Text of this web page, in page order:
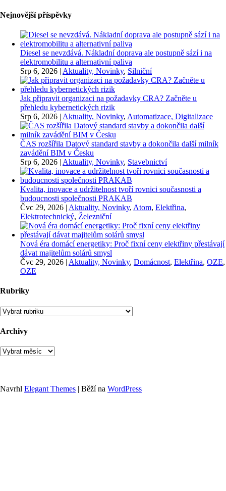
Nejnovější příspěvky
Diesel se nevzdává. Nákladní doprava ale postupně sází i na
elektromobilitu a alternativní paliva
Srp 6, 2026 | Aktuality, Novinky, Silniční
Jak připravit organizaci na požadavky CRA? Začněte u
přehledu kybernetických rizik
Srp 6, 2026 | Aktuality, Novinky, Automatizace, Digitalizace
ČAS rozšířila Datový standard stavby a dokončila další milník
zavádění BIM v Česku
Srp 6, 2026 | Aktuality, Novinky, Stavebnictví
Kvalita, inovace a udržitelnost tvoří rovnici současnosti a
budoucnosti společnosti PRAKAB
Čvc 29, 2026 | Aktuality, Novinky, Atom, Elektřina,
Elektrotechnický, Železniční
Nová éra domácí energetiky: Proč fixní ceny elektřiny přestávají
dávat majitelům solárů smysl
Čvc 29, 2026 | Aktuality, Novinky, Domácnost, Elektřina, OZE,
OZE
Rubriky
Rubriky
Archivy
Archivy
Navrhl Elegant Themes | Běží na WordPress